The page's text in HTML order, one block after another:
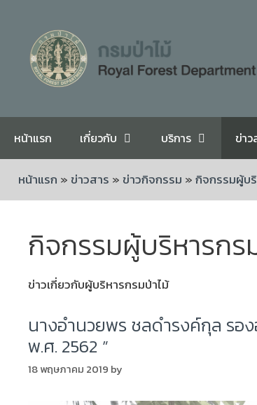
หน้าแรก เกี่ยวกับ บริการ ข่า
หน้าแรก » ข่าวสาร » ข่าวกิจกรรม »กิจกรรมผู้บ
กิจกรรมผู้บริหารกร
ข่าวเกี่ยวกับผู้บริหารกรมป่าไม้
นางอำนวยพร ชลดำรงค์กุล รอ
พ.ศ. 2562 ”
18 พฤษภาคม 2019 by